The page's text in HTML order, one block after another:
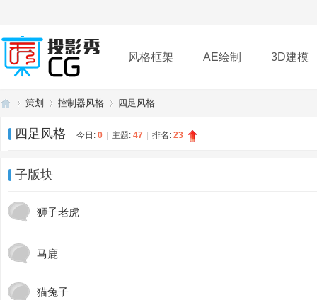
风格框架 AE绘制 3D建模
插件 帮助 下载
策划 控制器风格 四足风格
四足风格 今日: 0 主题: 47 排名: 23
子版块
狮子老虎
马鹿
猫兔子